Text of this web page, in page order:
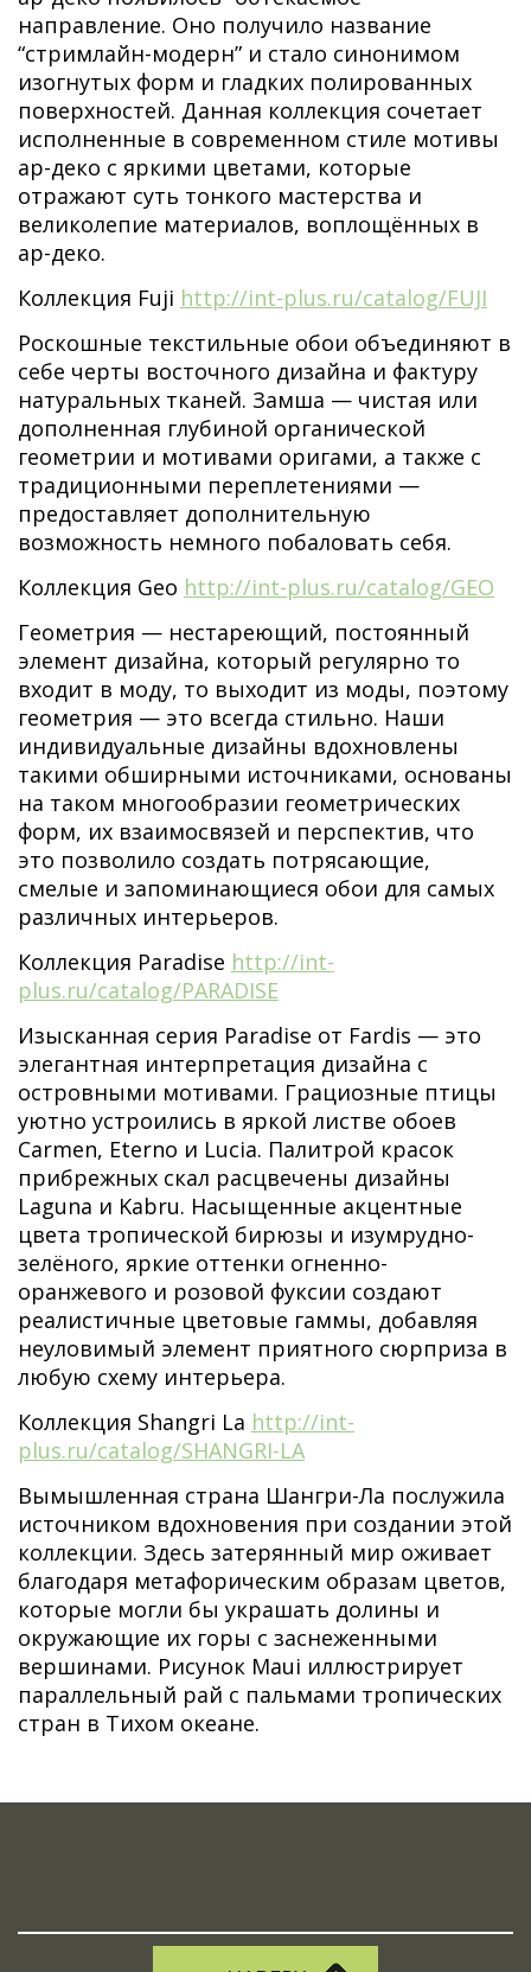
направление. Оно получило название
“стримлайн-модерн” и стало синонимом
изогнутых форм и гладких полированных
поверхностей. Данная коллекция сочетает
исполненные в современном стиле мотивы
ар-деко с яркими цветами, которые
отражают суть тонкого мастерства и
великолепие материалов, воплощённых в
ар-деко.
Коллекция Fuji http://int-plus.ru/catalog/FUJI
Роскошные текстильные обои объединяют в
себе черты восточного дизайна и фактуру
натуральных тканей. Замша — чистая или
дополненная глубиной органической
геометрии и мотивами оригами, а также с
традиционными переплетениями —
предоставляет дополнительную
возможность немного побаловать себя.
Коллекция Geo http://int-plus.ru/catalog/GEO
Геометрия — нестареющий, постоянный
элемент дизайна, который регулярно то
входит в моду, то выходит из моды, поэтому
геометрия — это всегда стильно. Наши
индивидуальные дизайны вдохновлены
такими обширными источниками, основаны
на таком многообразии геометрических
форм, их взаимосвязей и перспектив, что
это позволило создать потрясающие,
смелые и запоминающиеся обои для самых
различных интерьеров.
Коллекция Paradise http://int-
plus.ru/catalog/PARADISE
Изысканная серия Paradise от Fardis — это
элегантная интерпретация дизайна с
островными мотивами. Грациозные птицы
уютно устроились в яркой листве обоев
Carmen, Eterno и Lucia. Палитрой красок
прибрежных скал расцвечены дизайны
Laguna и Kabru. Насыщенные акцентные
цвета тропической бирюзы и изумрудно-
зелёного, яркие оттенки огненно-
оранжевого и розовой фуксии создают
реалистичные цветовые гаммы, добавляя
неуловимый элемент приятного сюрприза в
любую схему интерьера.
Коллекция Shangri La http://int-
plus.ru/catalog/SHANGRI-LA
Вымышленная страна Шангри-Ла послужила
источником вдохновения при создании этой
коллекции. Здесь затерянный мир оживает
благодаря метафорическим образам цветов,
которые могли бы украшать долины и
окружающие их горы с заснеженными
вершинами. Рисунок Maui иллюстрирует
параллельный рай с пальмами тропических
стран в Тихом океане.